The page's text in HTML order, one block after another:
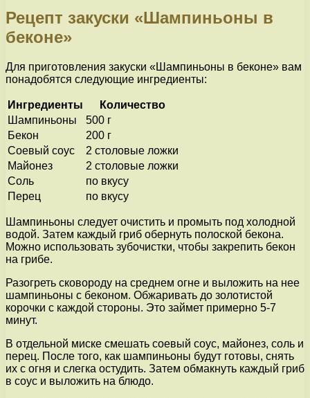
Рецепт закуски «Шампиньоны в
беконе»
Для приготовления закуски «Шампиньоны в беконе» вам
понадобятся следующие ингредиенты:
Ингредиенты
Количество
Шампиньоны
500 г
Бекон
200 г
Соевый соус
2 столовые ложки
Майонез
2 столовые ложки
Соль
по вкусу
Перец
по вкусу
Шампиньоны следует очистить и промыть под холодной
водой. Затем каждый гриб обернуть полоской бекона.
Можно использовать зубочистки, чтобы закрепить бекон
на грибе.
Разогреть сковороду на среднем огне и выложить на нее
шампиньоны с беконом. Обжаривать до золотистой
корочки с каждой стороны. Это займет примерно 5-7
минут.
В отдельной миске смешать соевый соус, майонез, соль и
перец. После того, как шампиньоны будут готовы, снять
их с огня и слегка остудить. Затем обмакнуть каждый гриб
в соус и выложить на блюдо.